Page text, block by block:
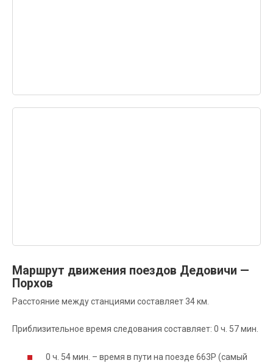
Маршрут движения поездов Дедовичи —
Порхов
Расстояние между станциями составляет 34 км.
Приблизительное время следования составляет: 0 ч. 57 мин.
0 ч. 54 мин. – время в пути на поезде 663Р (самый